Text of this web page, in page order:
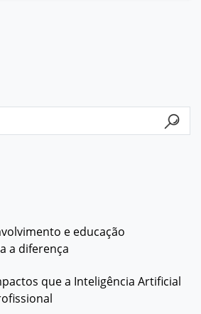
e educação
a diferença
que a Inteligência Artificial